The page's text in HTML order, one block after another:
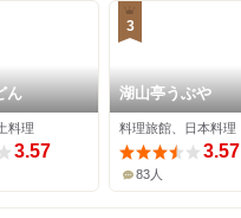
ん
料理
3.57
3
湖山亭うぶや
料理旅館、日本料理
3.57
83人